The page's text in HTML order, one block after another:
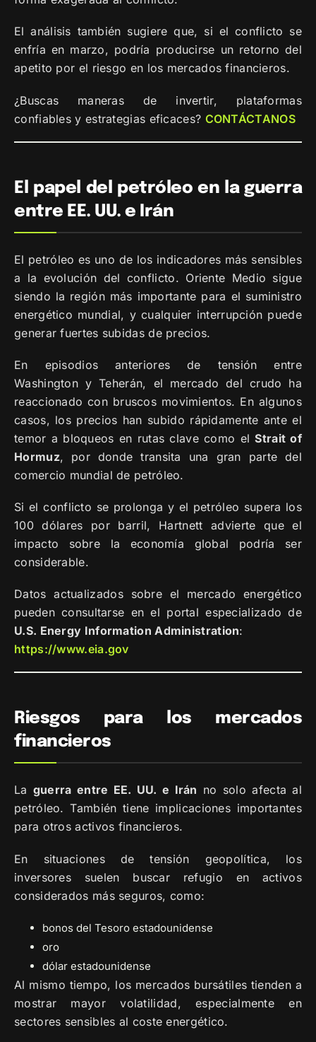
El análisis también sugiere que, si el conflicto se
enfría en marzo, podría producirse un retorno del
apetito por el riesgo en los mercados financieros.
¿Buscas maneras de invertir, plataformas
confiables y estrategias eficaces? CONTÁCTANOS
El papel del petróleo en la guerra
entre EE. UU. e Irán
El petróleo es uno de los indicadores más sensibles
a la evolución del conflicto. Oriente Medio sigue
siendo la región más importante para el suministro
energético mundial, y cualquier interrupción puede
generar fuertes subidas de precios.
En episodios anteriores de tensión entre
Washington y Teherán, el mercado del crudo ha
reaccionado con bruscos movimientos. En algunos
casos, los precios han subido rápidamente ante el
temor a bloqueos en rutas clave como elStrait of
Hormuz, por donde transita una gran parte del
comercio mundial de petróleo.
Si el conflicto se prolonga y el petróleo supera los
100 dólares por barril, Hartnett advierte que el
impacto sobre la economía global podría ser
considerable.
Datos actualizados sobre el mercado energético
pueden consultarse en el portal especializado de
U.S. Energy Information Administration:
https://www.eia.gov
Riesgos para los mercados
financieros
La guerra entre EE. UU. e Irán no solo afecta al
petróleo. También tiene implicaciones importantes
para otros activos financieros.
En situaciones de tensión geopolítica, los
inversores suelen buscar refugio en activos
considerados más seguros, como:
bonos del Tesoro estadounidense
oro
dólar estadounidense
Al mismo tiempo, los mercados bursátiles tienden a
mostrar mayor volatilidad, especialmente en
sectores sensibles al coste energético.